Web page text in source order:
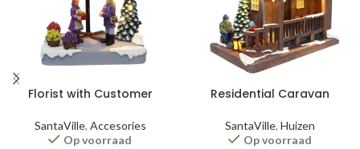
Florist with Customer
SantaVille, Accesories
Op voorraad
Residential Caravan
SantaVille, Huizen
Op voorraad